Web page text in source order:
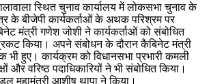
स्थित चुनाव कार्यालय में लोकसभा चुनाव के
के बीजेपी कार्यकर्ताओं के अथक परिश्रम पर
मंत्री गणेश जोशी ने कार्यकर्ताओं को संबोधित
किया। अपने संबोधन के दौरान कैबिनेट मंत्री
भी हुए। कार्यक्रम को विधानसभा प्रभारी कमली
और वरिष्ठ पदाधिकारियों ने भी संबोधित किया।
महामंत्री आशीष थापा ने किया।